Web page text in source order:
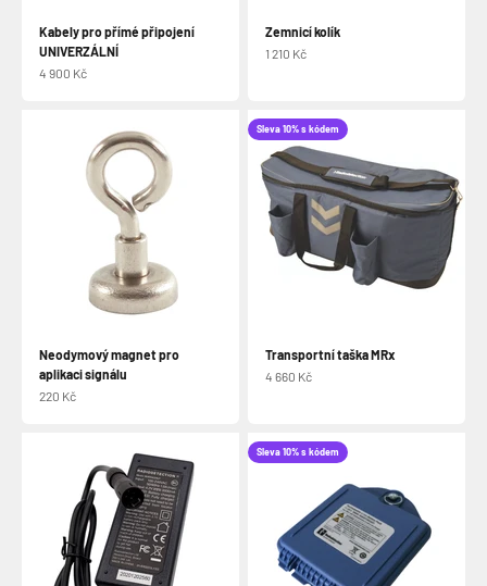
Kabely pro přímé připojení
UNIVERZÁLNÍ
Prodejní cena
4 900 Kč
Zemnicí kolík
Prodejní cena
1 210 Kč
Neodymový magnet pro
aplikaci signálu
Prodejní cena
220 Kč
Sleva 10% s kódem
Transportní taška MRx
Prodejní cena
4 660 Kč
Sleva 10% s kódem